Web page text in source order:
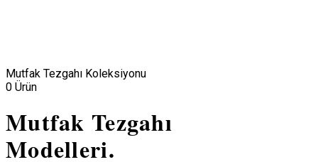
Mutfak Tezgahı Koleksiyonu
0 Ürün
Mutfak Tezgahı
Modelleri.